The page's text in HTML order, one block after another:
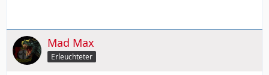
Mad Max
Erleuchteter